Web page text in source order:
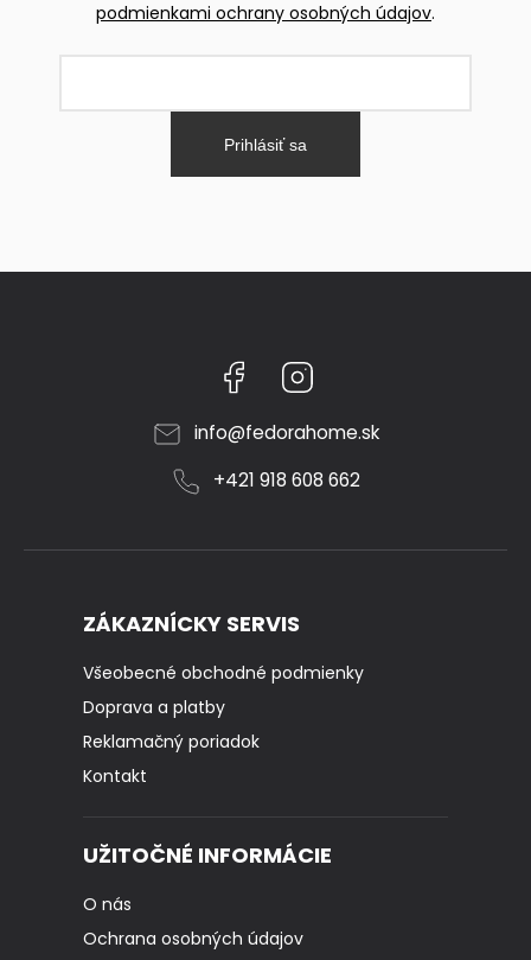
podmienkami ochrany osobných údajov.
Prihlásiť sa
Facebook
info@fedorahome.sk
+421 918 608 662
ZÁKAZNÍCKY SERVIS
Všeobecné obchodné podmienky
Doprava a platby
Reklamačný poriadok
Kontakt
UŽITOČNÉ INFORMÁCIE
O nás
Ochrana osobných údajov